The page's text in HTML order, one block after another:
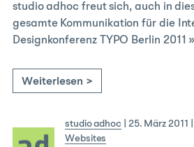
studio adhoc freut sich, auch in
gesamte Kommunikation für die
Designkonferenz TYPO Berlin 2011
Weiterlesen >
studio adhoc 25. März 2011
Websites